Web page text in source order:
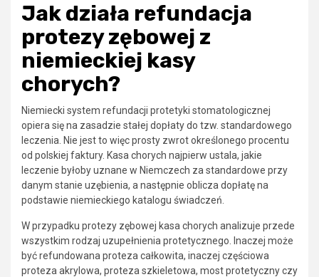
Jak działa refundacja
protezy zębowej z
niemieckiej kasy
chorych?
Niemiecki system refundacji protetyki stomatologicznej
opiera się na zasadzie stałej dopłaty do tzw. standardowego
leczenia. Nie jest to więc prosty zwrot określonego procentu
od polskiej faktury. Kasa chorych najpierw ustala, jakie
leczenie byłoby uznane w Niemczech za standardowe przy
danym stanie uzębienia, a następnie oblicza dopłatę na
podstawie niemieckiego katalogu świadczeń.
W przypadku protezy zębowej kasa chorych analizuje przede
wszystkim rodzaj uzupełnienia protetycznego. Inaczej może
być refundowana proteza całkowita, inaczej częściowa
proteza akrylowa, proteza szkieletowa, most protetyczny czy